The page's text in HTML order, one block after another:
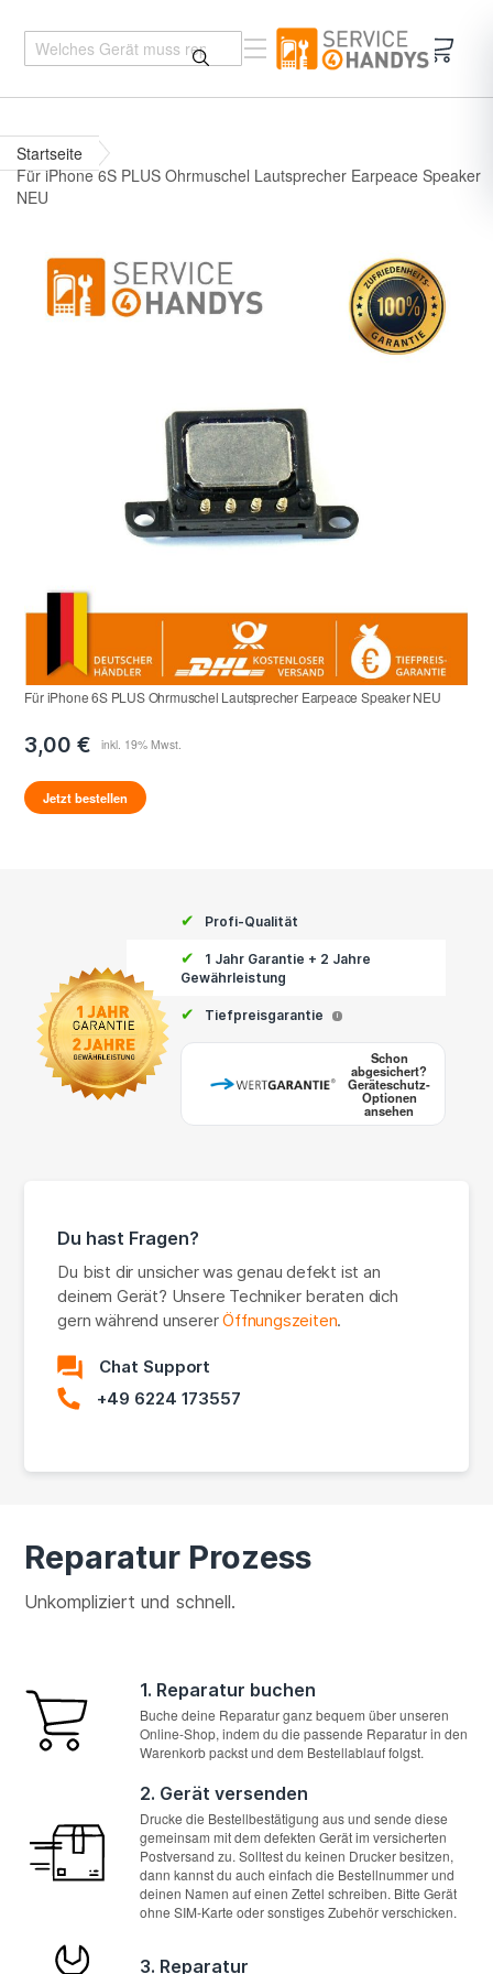
Startseite
Für iPhone 6S PLUS Ohrmuschel Lautsprecher Earpeace Speaker
NEU
Für iPhone 6S PLUS Ohrmuschel Lautsprecher Earpeace Speaker NEU
3,00 €
Jetzt bestellen
✔ Profi-Qualität
✔
1 Jahr Garantie + 2 Jahre
Gewährleistung
✔ Tiefpreisgarantie i
Schon
abgesichert?
Geräteschutz-
Optionen
ansehen
Du hast Fragen?
Du bist dir unsicher was genau defekt ist an
deinem Gerät? Unsere Techniker beraten dich
gern während unsererÖffnungszeiten.
Chat Support
+49 6224 173557
Reparatur Prozess
Unkompliziert und schnell.
1. Reparatur buchen
Buche deine Reparatur ganz bequem über unseren
Online-Shop, indem du die passende Reparatur in den
Warenkorb packst und dem Bestellablauf folgst.
2. Gerät versenden
Drucke die Bestellbestätigung aus und sende diese
gemeinsam mit dem defekten Gerät im versicherten
Postversand zu. Solltest du keinen Drucker besitzen,
dann kannst du auch einfach die Bestellnummer und
deinen Namen auf einen Zettel schreiben. Bitte Gerät
ohne SIM-Karte oder sonstiges Zubehör verschicken.
3. Reparatur